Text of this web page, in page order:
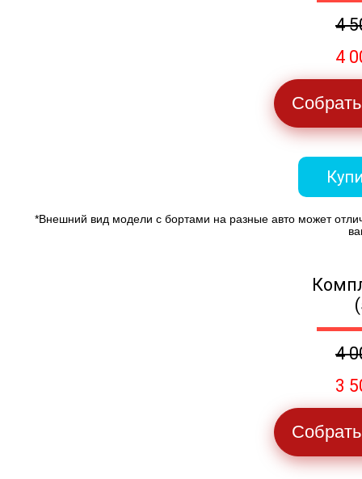
4
4
*Внешний вид модели с бортами на разные авто может
4
3